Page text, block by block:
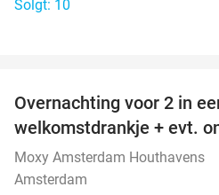
Solgt: 10
Overnachting voor 2 in
welkomstdrankje + evt.
Moxy Amsterdam Houthavens
Amsterdam